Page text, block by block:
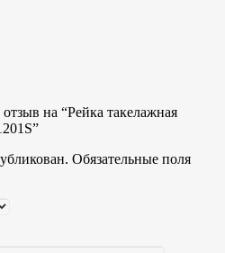
на “Рейка такелажная
Обязательные поля